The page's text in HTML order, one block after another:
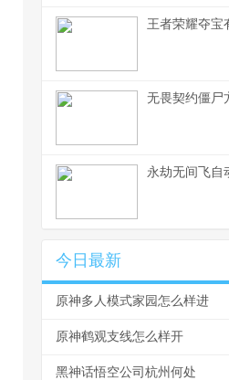
王者荣耀夺宝
无畏契约僵尸
永劫无间飞自
今日最新
原神多人模式家园怎么样进
原神鹤观支线怎么样开
黑神话悟空公司杭州何处